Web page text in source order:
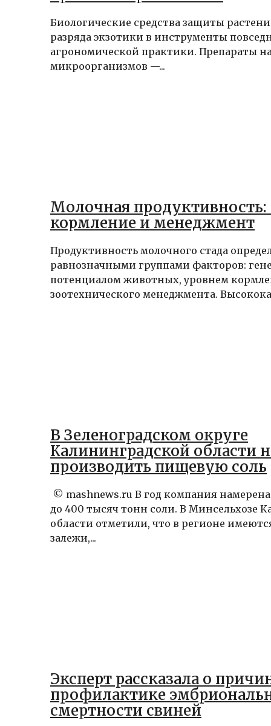
Биологические средства защиты
разряда экзотики в инструменты
агрономической практики. Препараты
микроорганизмов —...
Молочная продуктивность:
кормление и менеджмент
Продуктивность молочного стада
равнозначными группами факторов:
потенциалом животных, уровнем
зоотехнического менеджмента.
В Зеленоградском округе
Калининградской области
производить пищевую соль
© mashnews.ru В год компания
до 400 тысяч тонн соли. В Минсельхозе
области отметили, что в регионе
залежи,...
Эксперт рассказала о
профилактике
смертности свиней